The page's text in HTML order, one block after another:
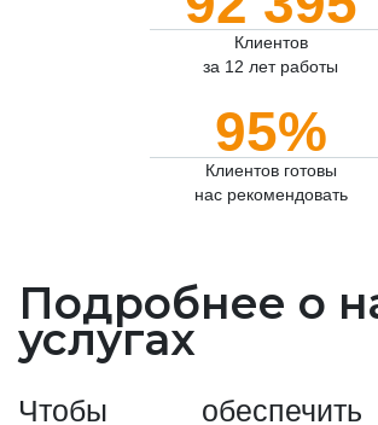
Клиентов
за 12 лет работы
95%
Клиентов готовы
нас рекомендовать
Подробнее о
услугах
Чтобы